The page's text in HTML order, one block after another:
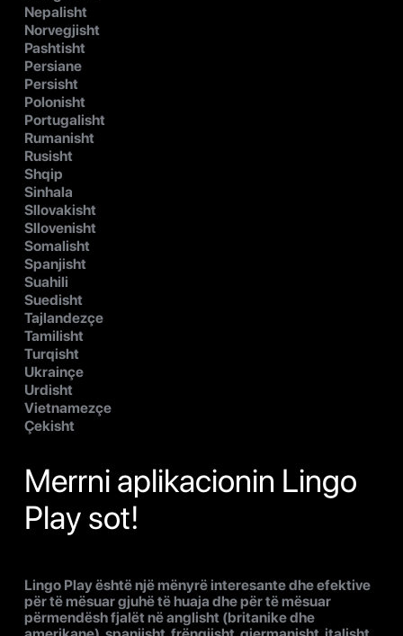
Nepalisht
Norvegjisht
Pashtisht
Persiane
Persisht
Polonisht
Portugalisht
Rumanisht
Rusisht
Shqip
Sinhala
Sllovakisht
Sllovenisht
Somalisht
Spanjisht
Suahili
Suedisht
Tajlandezçe
Tamilisht
Turqisht
Ukrainçe
Urdisht
Vietnamezçe
Çekisht
Merrni aplikacionin Lingo
Play sot!
Lingo Play është një mënyrë interesante dhe efektive
për të mësuar gjuhë të huaja dhe për të mësuar
përmendësh fjalët në anglisht (britanike dhe